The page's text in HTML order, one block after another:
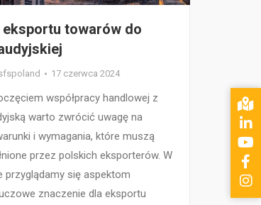
eksportu towarów do
17 czerwca 2024
współpracy handlowej z
warto zwrócić uwagę na
i wymagania, które muszą
przez polskich eksporterów. W
przyglądamy się aspektom
znaczenie dla eksportu